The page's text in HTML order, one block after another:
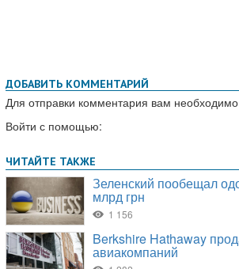
ДОБАВИТЬ КОММЕНТАРИЙ
Для отправки комментария вам необходимо
Войти с помощью: